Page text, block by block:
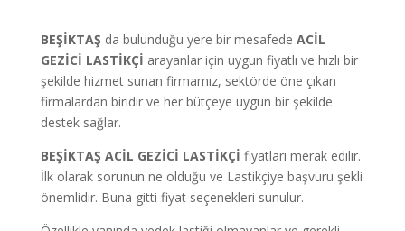
BEŞİKTAŞ da bulunduğu yere bir mesafede ACİL
GEZİCİ LASTİKÇİ arayanlar için uygun fiyatlı ve hızlı bir
şekilde hizmet sunan firmamız, sektörde öne çıkan
firmalardan biridir ve her bütçeye uygun bir şekilde
destek sağlar.
BEŞİKTAŞ ACİL GEZİCİ LASTİKÇİ fiyatları merak edilir.
İlk olarak sorunun ne olduğu ve Lastikçiye başvuru şekli
önemlidir. Buna gitti fiyat seçenekleri sunulur.